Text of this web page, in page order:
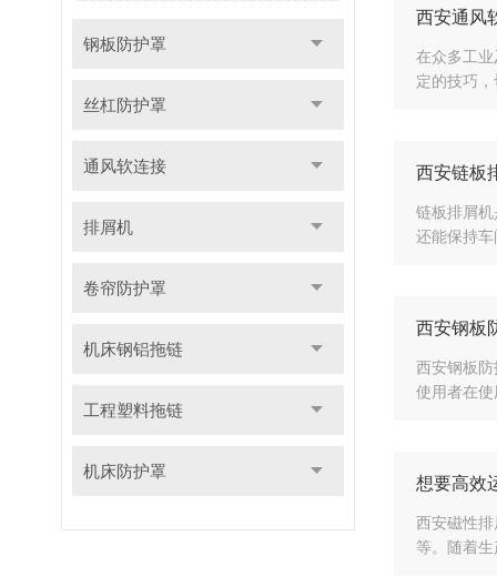
钢板防护罩
丝杠防护罩
通风软连接
排屑机
卷帘防护罩
机床钢铝拖链
工程塑料拖链
机床防护罩
西安通风
在众多工
定的技巧
西安链板
链板排屑
还能保持
西安钢板
西安钢板
使用者在
想要高效
西安磁性
等。随着